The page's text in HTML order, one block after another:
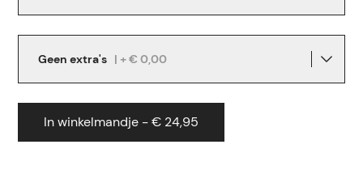
Geen extra's | + € 0,00
In winkelmandje - € 24,95